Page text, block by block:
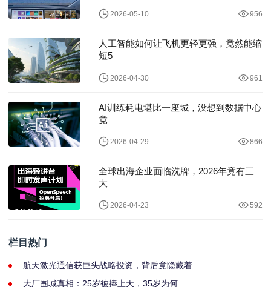
2026-05-10 956
人工智能如何让飞机更轻更强，竟然能缩
短5
2026-04-30 961
AI训练耗电堪比一座城，没想到数据中心
竟
2026-04-29 866
全球出海企业面临洗牌，2026年竟有三
大
2026-04-23 592
栏目热门
航天激光通信获巨头战略投资，背后竟隐藏着
大厂围城真相：25岁被捧上天，35岁为何